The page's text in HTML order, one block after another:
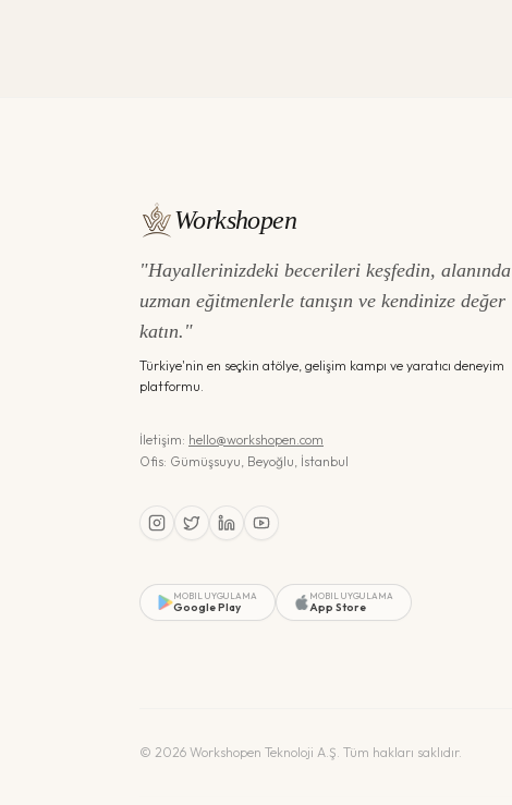
Workshopen
"Hayallerinizdeki becerileri keşfedin, alanında
uzman eğitmenlerle tanışın ve kendinize değer
katın."
Türkiye'nin en seçkin atölye, gelişim kampı ve yaratıcı deneyim
platformu.
İletişim: hello@workshopen.com
Ofis: Gümüşsuyu, Beyoğlu, İstanbul
MOBIL UYGULAMA
Google Play
MOBIL UYGULAMA
App Store
© 2026 Workshopen Teknoloji A.Ş. Tüm hakları saklıdır.